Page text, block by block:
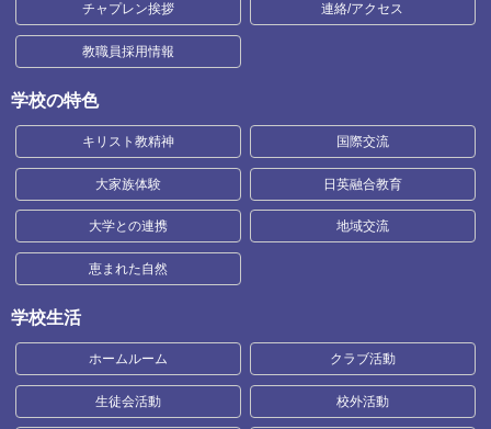
チャプレン挨拶 連絡/アクセス
教職員採用情報
学校の特色
キリスト教精神 国際交流
大家族体験 日英融合教育
大学との連携 地域交流
恵まれた自然
学校生活
ホームルーム クラブ活動
生徒会活動 校外活動